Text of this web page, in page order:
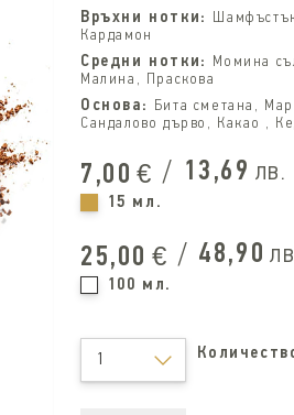
Връхни нотки:
Кардамон
Средни нотки: Момина
Малина, Праскова
Основа: Бита сметана,
Сандалово дърво, Какао ,
7,00 € / 13,69 лв.
15 мл.
25,00 € / 48,90
100 мл.
1